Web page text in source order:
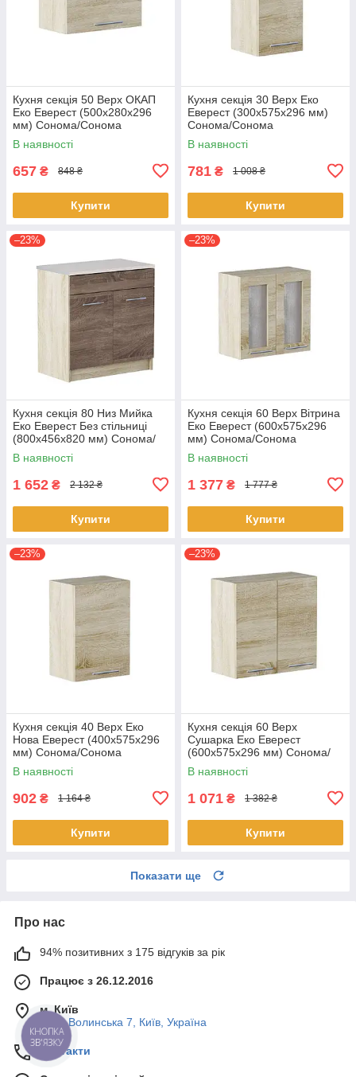
Кухня секція 50 Верх ОКАП
Еко Еверест (500х280х296
мм) Сонома/Сонома
В наявності
657 ₴ 848 ₴
Купити
Кухня секція 30 Верх Еко
Еверест (300х575х296 мм)
Сонома/Сонома
В наявності
781 ₴ 1 008 ₴
Купити
–23%
Кухня секція 80 Низ Мийка
Еко Еверест Без стільниці
(800х456х820 мм) Сонома/
Трюфель
В наявності
1 652 ₴ 2 132 ₴
Купити
–23%
Кухня секція 60 Верх Вітрина
Еко Еверест (600х575х296
мм) Сонома/Сонома
В наявності
1 377 ₴ 1 777 ₴
Купити
–23%
Кухня секція 40 Верх Еко
Нова Еверест (400х575х296
мм) Сонома/Сонома
В наявності
902 ₴ 1 164 ₴
Купити
–23%
Кухня секція 60 Верх
Сушарка Еко Еверест
(600х575х296 мм) Сонома/
Сонома
В наявності
1 071 ₴ 1 382 ₴
Купити
Показати ще
Про нас
94% позитивних з 175 відгуків за рік
Працює з 26.12.2016
м. Київ
Пост-Волинська 7, Київ, Україна
Контакти
КНОПКА
ЗВ'ЯЗКУ